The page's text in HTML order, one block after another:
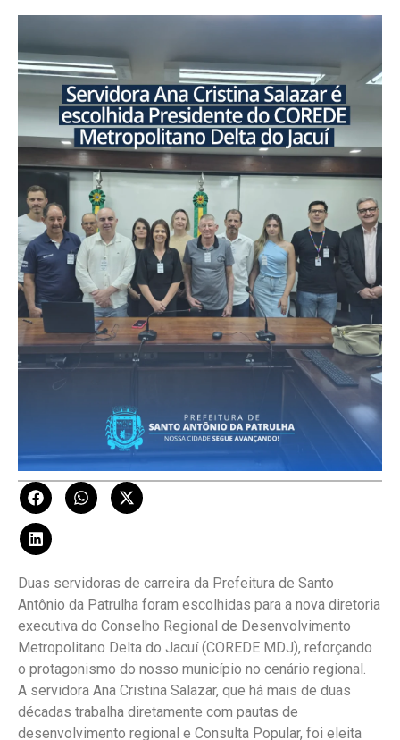
Duas servidoras de carreira da Prefeitura de Santo
Antônio da Patrulha foram escolhidas para a nova diretoria
executiva do Conselho Regional de Desenvolvimento
Metropolitano Delta do Jacuí (COREDE MDJ), reforçando
o protagonismo do nosso município no cenário regional.
A servidora Ana Cristina Salazar, que há mais de duas
décadas trabalha diretamente com pautas de
desenvolvimento regional e Consulta Popular, foi eleita